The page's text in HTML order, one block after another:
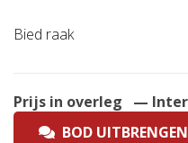
Bied raak
Prijs in overleg
—
BOD